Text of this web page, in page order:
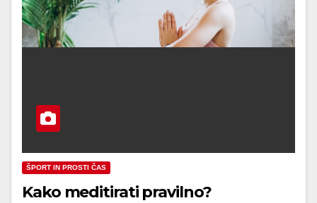
ŠPORT IN PROSTI ČAS
Kako meditirati pravilno?